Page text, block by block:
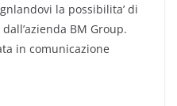
la possibilita’ di
BM Group.
in comunicazione